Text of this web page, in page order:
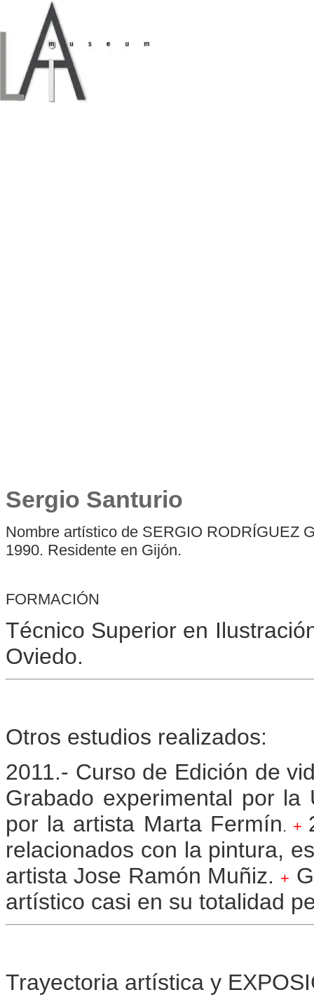
Sergio Santurio
Nombre artístico de SERGIO RODRÍGUEZ
1990. Residente en Gijón.
FORMACIÓN
Técnico Superior en
Oviedo.
Otros estudios realizados:
2011.- Curso de Edición de
Grabado experimental por la
por la artista Marta Fermín. +
relacionados con la pintura,
artista Jose Ramón Muñiz. +
artístico casi en su totalidad
Trayectoria artística y